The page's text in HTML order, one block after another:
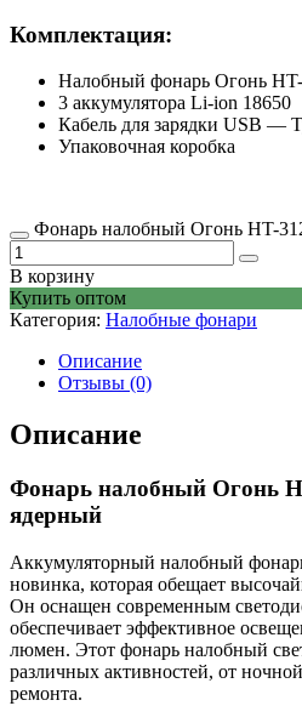
Комплектация:
Налобный фонарь Огонь
3 аккумулятора Li-ion 18650
Кабель для зарядки USB —
Упаковочная коробка
Фонарь налобный Огонь HT-
В корзину
Купить оптом
Категория: Налобные фонари
Описание
Отзывы (0)
Описание
Фонарь налобный Огонь
ядерный
Аккумуляторный налобный
новинка, которая обещает
Он оснащен современным
обеспечивает эффективное
люмен. Этот фонарь налобный
различных активностей, от
ремонта.